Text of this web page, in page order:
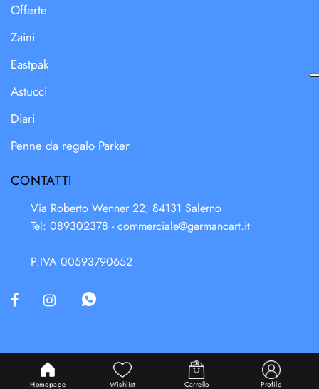
Homepage Wishlist Carrello Profilo
Offerte
Zaini
Eastpak
Astucci
Diari
Penne da regalo Parker
CONTATTI
Via Roberto Wenner 22, 84131 Salerno
Tel: 089302378 -commerciale@germancart.it
P.IVA 00593790652
Powered & Designed byPassepartout